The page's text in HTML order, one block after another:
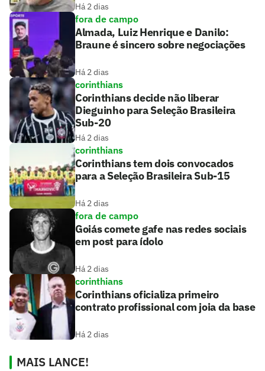
Há 2 dias
fora de campo
Almada, Luiz Henrique e Danilo:
Braune é sincero sobre negociações
Há 2 dias
corinthians
Corinthians decide não liberar
Dieguinho para Seleção Brasileira
Sub-20
Há 2 dias
corinthians
Corinthians tem dois convocados
para a Seleção Brasileira Sub-15
Há 2 dias
fora de campo
Goiás comete gafe nas redes sociais
em post para ídolo
Há 2 dias
corinthians
Corinthians oficializa primeiro
contrato profissional com joia da base
Há 2 dias
MAIS LANCE!